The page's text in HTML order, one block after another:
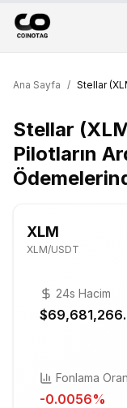
Ana Sayfa /
Stellar
Pilotların
XLM
XLM/USDT
24s Hacim
Fonlama
-0.0056%